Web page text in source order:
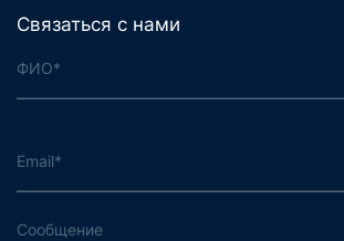
Связаться с нами